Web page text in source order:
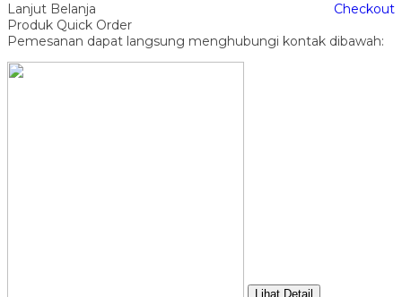
Lanjut Belanja
Checkout
Produk Quick Order
Pemesanan dapat langsung menghubungi kontak dibawah:
Lihat Detail